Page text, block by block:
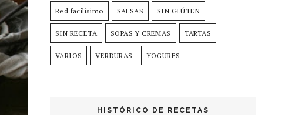
Red facilísimo SALSAS SIN GLÚTEN
SIN RECETA SOPAS Y CREMAS TARTAS
VARIOS VERDURAS YOGURES
HISTÓRICO DE RECETAS